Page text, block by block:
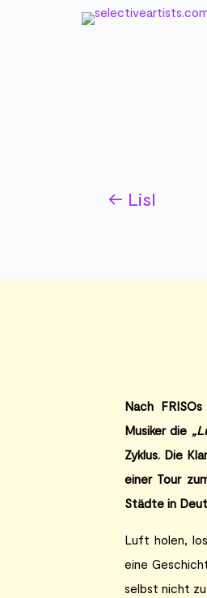
← Lisl
Nach
Musiker die
Zyklus. Die
einer Tour
Städte in
Luft holen,
eine
selbst nicht